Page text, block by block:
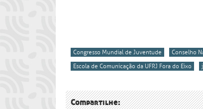
Congresso Mundial de Juventude
Conselho
Escola de Comunicação da UFRJ Fora do Eixo
Compartilhe: